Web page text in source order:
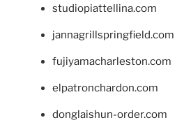
studiopiattellina.com
jannagrillspringfield.com
fujiyamacharleston.com
elpatronchardon.com
donglaishun-order.com